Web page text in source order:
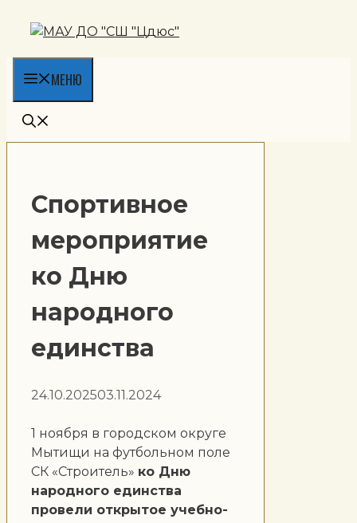
МЕНЮ
Спортивное
мероприятие
ко Дню
народного
единства
24.10.202503.11.2024
1 ноября в городском округе
Мытищи на футбольном поле
СК «Строитель» ко Дню
народного единства
провели открытое учебно-